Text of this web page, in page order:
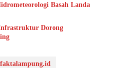
Basah Landa
Dorong
faktalampung.id